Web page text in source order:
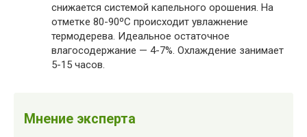
снижается системой капельного орошения. На
отметке 80-90ºС происходит увлажнение
термодерева. Идеальное остаточное
влагосодержание — 4-7%. Охлаждение занимает
5-15 часов.
Мнение эксперта